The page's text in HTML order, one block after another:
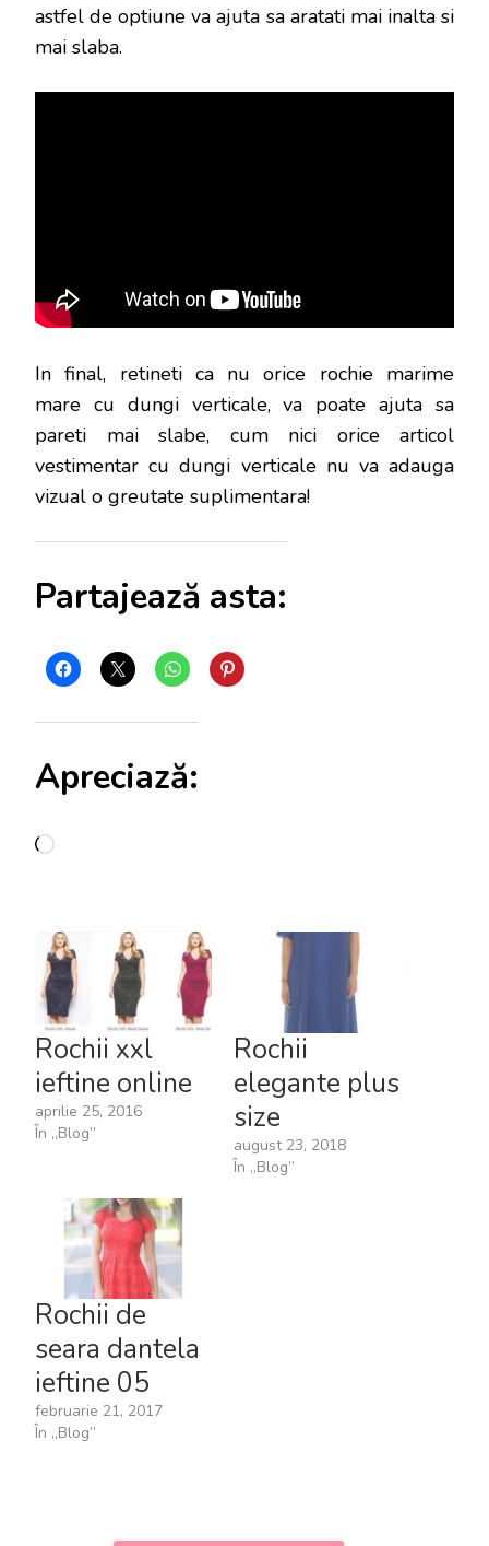
astfel de optiune va ajuta sa aratati mai inalta si
mai slaba.
In final, retineti ca nu orice rochie marime
mare cu dungi verticale, va poate ajuta sa
pareti mai slabe, cum nici orice articol
vestimentar cu dungi verticale nu va adauga
vizual o greutate suplimentara!
Partajează asta:
Apreciază:
Încarc...
Rochii xxl
ieftine online
aprilie 25, 2016
În „Blog”
Rochii
elegante plus
size
august 23, 2018
În „Blog”
Rochii de
seara dantela
ieftine 05
februarie 21, 2017
În „Blog”